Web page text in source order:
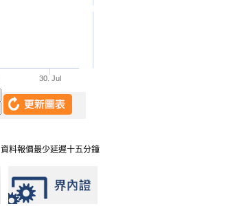
資料報價最少延遲十五分鐘